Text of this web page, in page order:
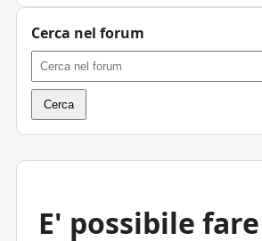
E' possibile fare
Cerca nel forum
Cerca